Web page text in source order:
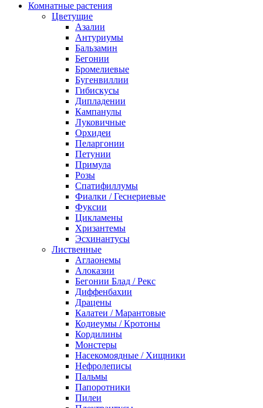
Комнатные растения
Цветущие
Азалии
Антуриумы
Бальзамин
Бегонии
Бромелиевые
Бугенвиллии
Гибискусы
Дипладении
Кампанулы
Луковичные
Орхидеи
Пеларгонии
Петунии
Примула
Розы
Спатифиллумы
Фиалки / Геснериевые
Фуксии
Цикламены
Хризантемы
Эсхинантусы
Лиственные
Аглаонемы
Алоказии
Бегонии Блад / Рекс
Диффенбахии
Драцены
Калатеи / Марантовые
Кодиеумы / Кротоны
Кордилины
Монстеры
Насекомоядные / Хищники
Нефролеписы
Пальмы
Папоротники
Пилеи